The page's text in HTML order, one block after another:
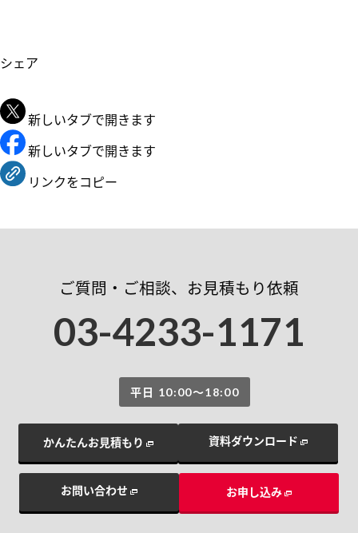
シェア
新しいタブで開きます
新しいタブで開きます
リンクをコピー
ご質問・ご相談、お見積もり依頼
03-4233-1171
平日 10:00〜18:00
かんたんお見積もり 資料ダウンロード
お問い合わせ お申し込み